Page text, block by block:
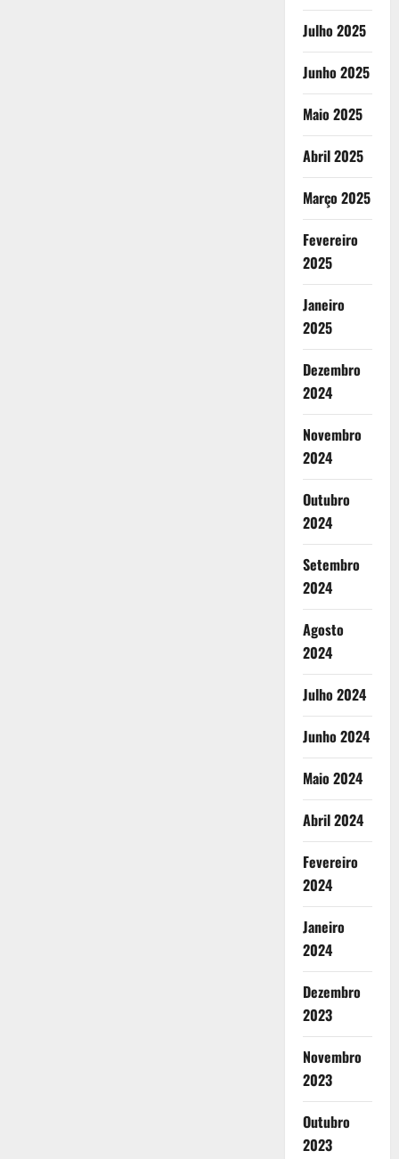
Julho 2025
Junho 2025
Maio 2025
Abril 2025
Março 2025
Fevereiro
2025
Janeiro
2025
Dezembro
2024
Novembro
2024
Outubro
2024
Setembro
2024
Agosto
2024
Julho 2024
Junho 2024
Maio 2024
Abril 2024
Fevereiro
2024
Janeiro
2024
Dezembro
2023
Novembro
2023
Outubro
2023